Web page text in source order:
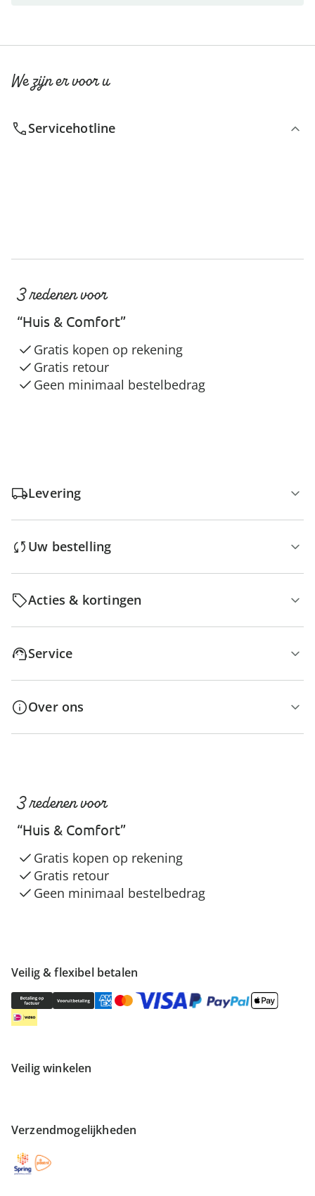
We zijn er voor u
Servicehotline
3 redenen voor
“Huis & Comfort”
Gratis kopen op rekening
Gratis retour
Geen minimaal bestelbedrag
Levering
Uw bestelling
Acties & kortingen
Service
Over ons
Veilig & flexibel betalen
Veilig winkelen
Verzendmogelijkheden
3 redenen voor
“Huis & Comfort”
Gratis kopen op rekening
Gratis retour
Geen minimaal bestelbedrag